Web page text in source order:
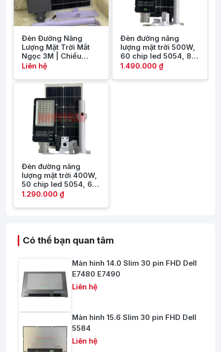
Đèn Đường Năng
Lượng Mặt Trời Mắt
Ngọc 3M | Chiếu
Sáng Hiện Đại, Tiết
Liên hệ
Đèn đường năng
lượng mặt trời 500W,
60 chip led 5054, 8
viên pin 32700, tấm
1.490.000 ₫
Đèn đường năng
lượng mặt trời 400W,
50 chip led 5054, 6
viên pin 32700, tấm
1.290.000 ₫
Có thể bạn quan tâm
Màn hình 14.0 Slim 30 pin FHD Dell
E7480 E7490
Liên hệ
Màn hình 15.6 Slim 30 pin FHD Dell
5584
Liên hệ